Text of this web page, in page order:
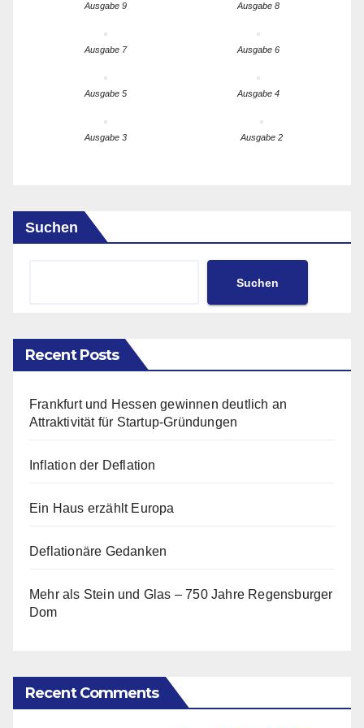
Ausgabe 9 Ausgabe 8
Ausgabe 7 Ausgabe 6
Ausgabe 5 Ausgabe 4
Ausgabe 3 Ausgabe 2
Suchen
Suchen
Recent Posts
Frankfurt und Hessen gewinnen deutlich an
Attraktivität für Startup-Gründungen
Inflation der Deflation
Ein Haus erzählt Europa
Deflationäre Gedanken
Mehr als Stein und Glas – 750 Jahre Regensburger
Dom
Recent Comments